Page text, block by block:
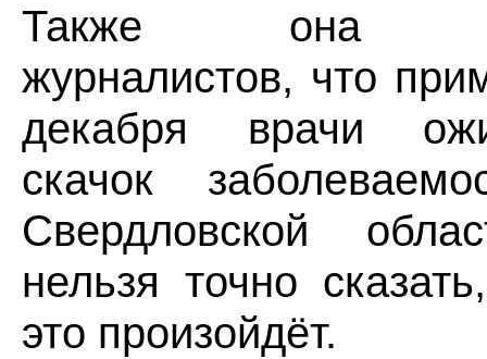
Также она
журналистов, что
декабря врачи
скачок
Свердловской
нельзя точно
это произойдёт.